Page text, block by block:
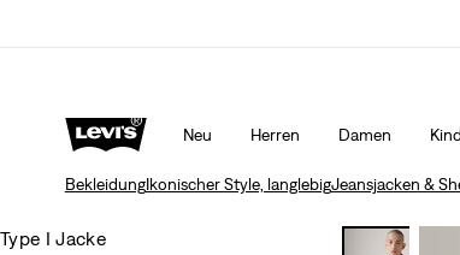
Neu Herren Damen
BekleidungIkonischer Style, langlebigJeansjacken &
Type I Jacke